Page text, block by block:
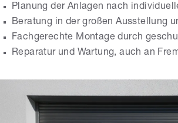
Planung der Anlagen nach
Beratung in der großen Ausstellung
Fachgerechte Montage durch
Reparatur und Wartung, auch an